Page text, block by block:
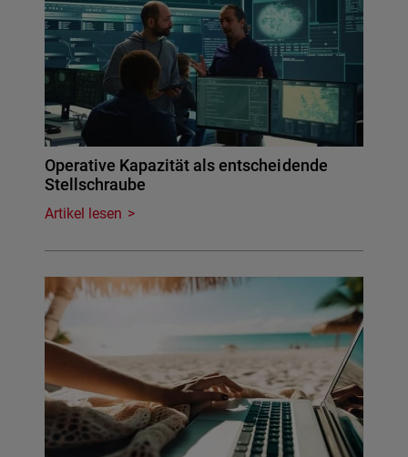
Operative Kapazität als entscheidende
Stellschraube
Artikel lesen